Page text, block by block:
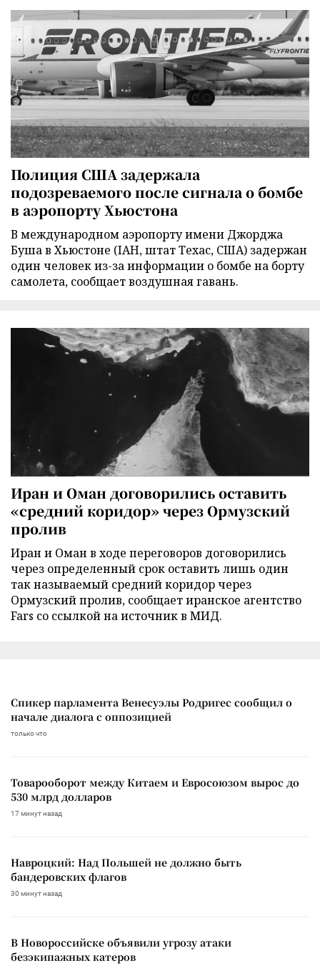
Полиция США задержала
подозреваемого после сигнала о бомбе
в аэропорту Хьюстона
В международном аэропорту имени Джорджа
Буша в Хьюстоне (IAH, штат Техас, США) задержан
один человек из-за информации о бомбе на борту
самолета, сообщает воздушная гавань.
Иран и Оман договорились оставить
«средний коридор» через Ормузский
пролив
Иран и Оман в ходе переговоров договорились
через определенный срок оставить лишь один
так называемый средний коридор через
Ормузский пролив, сообщает иранское агентство
Fars со ссылкой на источник в МИД.
Спикер парламента Венесуэлы Родригес сообщил о
начале диалога с оппозицией
только что
Товарооборот между Китаем и Евросоюзом вырос до
530 млрд долларов
17 минут назад
Навроцкий: Над Польшей не должно быть
бандеровских флагов
30 минут назад
В Новороссийске объявили угрозу атаки
безэкипажных катеров